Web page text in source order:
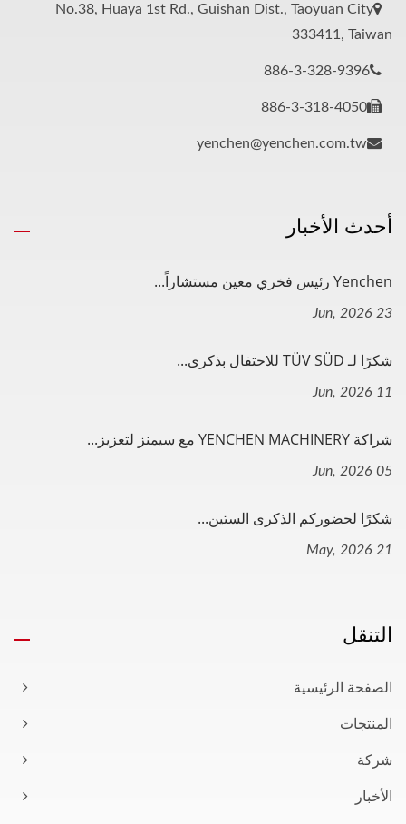
No.38, Huaya 1st Rd., Guishan Dist., Taoyuan City
333411, Taiwan
886-3-328-9396
886-3-318-4050
yenchen@yenchen.com.tw
أحدث الأخبار
Yenchen رئيس فخري معين مستشاراً...
23 Jun, 2026
شكرًا لـ TÜV SÜD للاحتفال بذكرى...
11 Jun, 2026
شراكة YENCHEN MACHINERY مع سيمنز لتعزيز...
05 Jun, 2026
شكرًا لحضوركم الذكرى الستين...
21 May, 2026
التنقل
الصفحة الرئيسية
المنتجات
شركة
الأخبار